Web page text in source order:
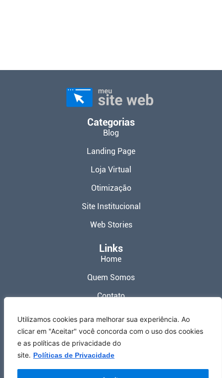
Utilizamos cookies para melhorar sua experiência. Ao
clicar em "Aceitar" você concorda com o uso dos cookies
e as políticas de privacidade do
site. Políticas de Privacidade
Categorias
Blog
Landing Page
Loja Virtual
Otimização
Site Institucional
Web Stories
Links
Home
Quem Somos
Contato
Termos de Uso
Redes Sociais